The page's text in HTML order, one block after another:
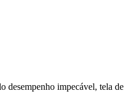
desempenho impecável, tela